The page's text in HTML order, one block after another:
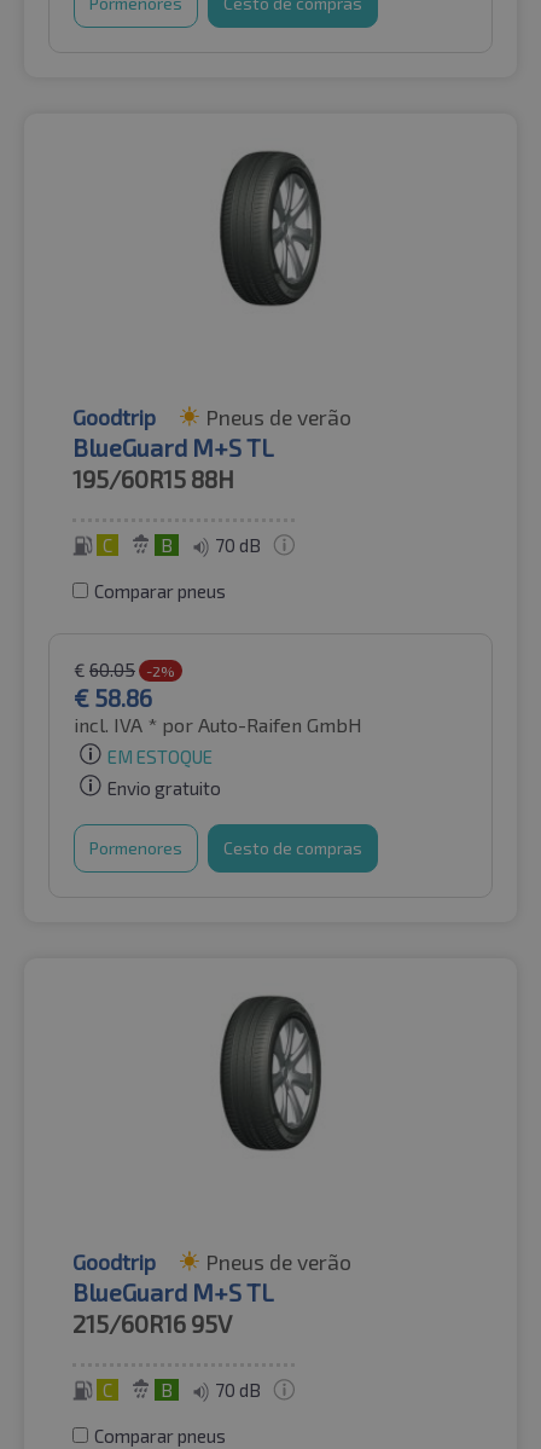
Goodtrip Pneus de verão
BlueGuard M+S TL
195/60R15 88H
C B 70 dB
Comparar pneus
€ 60.05 -2%
€ 58.86
incl. IVA * por Auto-Raifen GmbH
EM ESTOQUE
Envio gratuito
Pormenores Cesto de compras
Goodtrip Pneus de verão
BlueGuard M+S TL
215/60R16 95V
C B 70 dB
Comparar pneus